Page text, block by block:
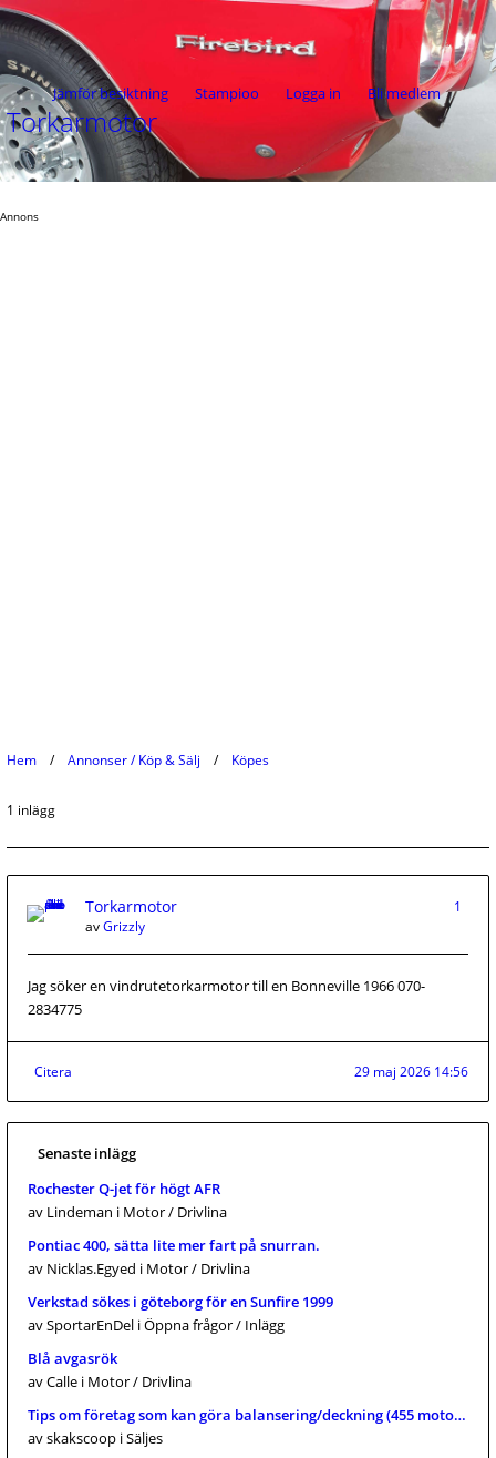
Jämför besiktning Stampioo Logga in Bli medlem
Torkarmotor
Annons
Hem Annonser / Köp & Sälj Köpes
1 inlägg
Torkarmotor
1
avGrizzly
Jag söker en vindrutetorkarmotor till en Bonneville 1966 070-
2834775
Citera 29 maj 2026 14:56
Senaste inlägg
Rochester Q-jet för högt AFR
av Lindeman i Motor / Drivlina
Pontiac 400, sätta lite mer fart på snurran.
av Nicklas.Egyed i Motor / Drivlina
Verkstad sökes i göteborg för en Sunfire 1999
av SportarEnDel i Öppna frågor / Inlägg
Blå avgasrök
av Calle i Motor / Drivlina
Tips om företag som kan göra balansering/deckning (455
av skakscoop i Säljes